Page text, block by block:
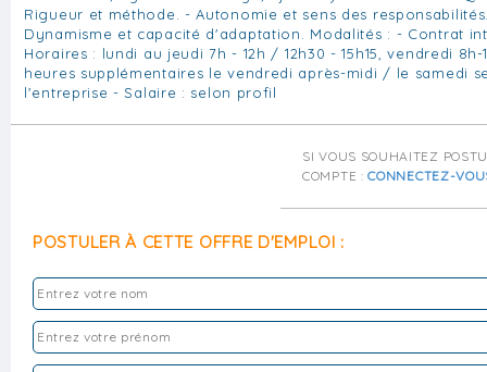
Rigueur et méthode. - Autonomie et sens des
Dynamisme et capacité d'adaptation. Modalités : - Contrat
Horaires : lundi au jeudi 7h - 12h / 12h30 - 15h15, vendredi
heures supplémentaires le vendredi après-midi / le samedi
l'entreprise - Salaire : selon profil
SI VOUS SOUHAITEZ
COMPTE :CONNECTEZ-
POSTULER À CETTE OFFRE D'EMPLOI :